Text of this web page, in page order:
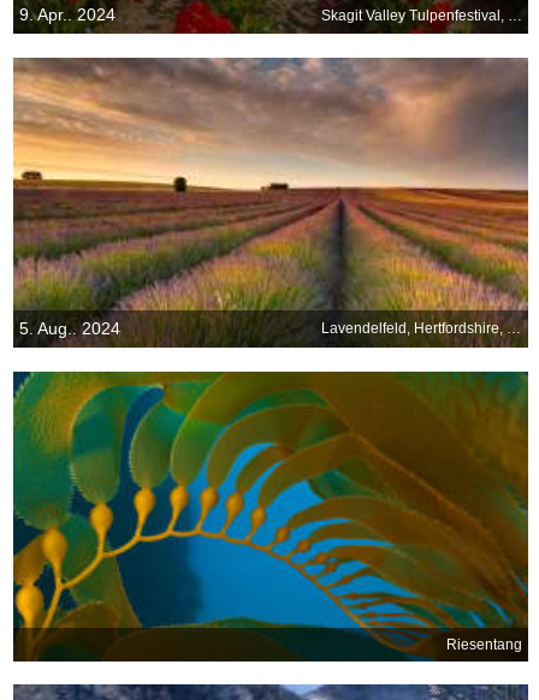
9. Apr.. 2024
5. Aug.. 2024 Lavendelfeld, Hertfordshire, England
Riesentang